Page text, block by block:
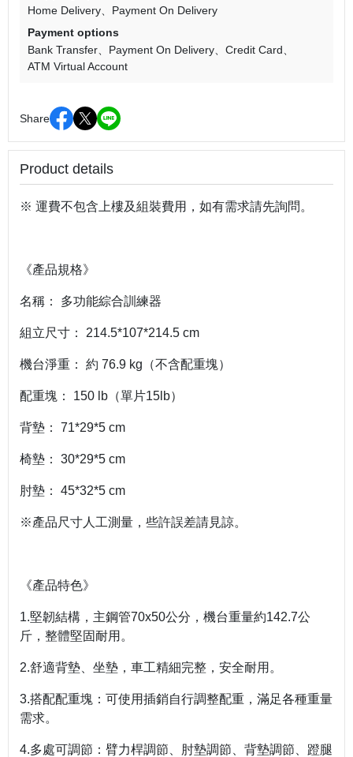
Home Delivery
Payment On Delivery
Payment options
Bank Transfer
Payment On Delivery
Credit Card
ATM Virtual Account
Share
Product details
※ 運費不包含上樓及組裝費用，如有需求請先詢問。
《產品規格》
名稱： 多功能綜合訓練器
組立尺寸： 214.5*107*214.5 cm
機台淨重： 約 76.9 kg（不含配重塊）
配重塊： 150 lb（單片15lb）
背墊： 71*29*5 cm
椅墊： 30*29*5 cm
肘墊： 45*32*5 cm
※產品尺寸人工測量，些許誤差請見諒。
《產品特色》
1.堅韌結構，主鋼管70x50公分，機台重量約142.7公
斤，整體堅固耐用。
2.舒適背墊、坐墊，車工精細完整，安全耐用。
3.搭配配重塊：可使用插銷自行調整配重，滿足各種重量
需求。
4.多處可調節：臂力桿調節、肘墊調節、背墊調節、蹬腿